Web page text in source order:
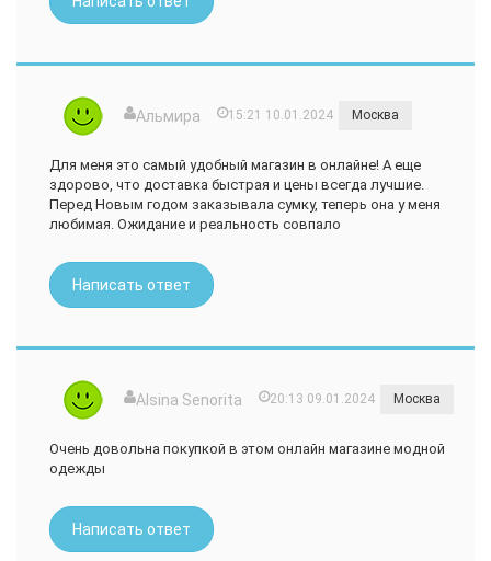
Альмира 15:21 10.01.2024 Москва
Для меня это самый удобный магазин в онлайне! А еще
здорово, что доставка быстрая и цены всегда лучшие.
Перед Новым годом заказывала сумку, теперь она у меня
любимая. Ожидание и реальность совпало
Написать ответ
Alsina Senorita 20:13 09.01.2024 Москва
Очень довольна покупкой в этом онлайн магазине модной
одежды
Написать ответ